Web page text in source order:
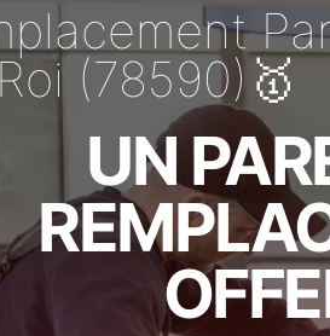
(78590)🥇
UN